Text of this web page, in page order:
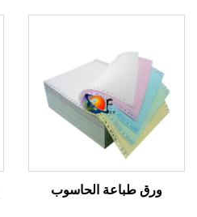
ورق طباعة الحاسوب